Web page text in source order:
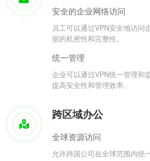
安全的企业网络访问
员工可以通过VPN安全地访问
据的机密性和完整性。
统一管理
企业可以通过VPN统一管理和
提高安全性和管理效率。
跨区域办公
全球资源访问
允许跨国公司在全球范围内统